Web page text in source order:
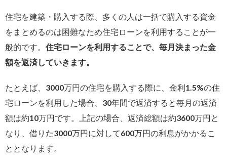
住宅を建築・購入する際、多くの人は一括で購入する資金
をまとめるのは困難なため住宅ローンを利用することが一
般的です。 住宅ローンを利用することで、毎月決まった金
額を返済していきます。
たとえば、3000万円の住宅を購入する際に、金利1.5%の住
宅ローンを利用した場合、30年間で返済すると毎月の返済
額は約10万円です。上記の場合、返済総額は約3600万円と
なり、借りた3000万円に対して600万円の利息がかかるこ
ととなります。